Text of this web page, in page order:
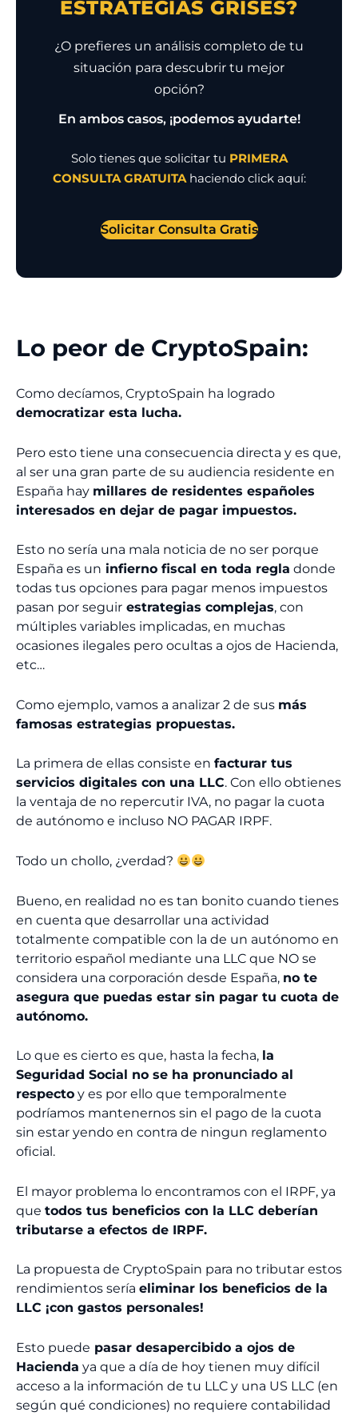
ESTRATEGIAS GRISES?
¿O prefieres un análisis completo de tu
situación para descubrir tu mejor
opción?
En ambos casos, ¡podemos ayudarte!
Solo tienes que solicitar tu PRIMERA
CONSULTA GRATUITAhaciendo click aquí:
Solicitar Consulta Gratis
Lo peor de CryptoSpain:
Como decíamos, CryptoSpain ha logrado
democratizar esta lucha.
Pero esto tiene una consecuencia directa y es que,
al ser una gran parte de su audiencia residente en
España hay millares de residentes españoles
interesados en dejar de pagar impuestos.
Esto no sería una mala noticia de no ser porque
España es un infierno fiscal en toda regla donde
todas tus opciones para pagar menos impuestos
pasan por seguir estrategias complejas, con
múltiples variables implicadas, en muchas
ocasiones ilegales pero ocultas a ojos de Hacienda,
etc…
Como ejemplo, vamos a analizar 2 de sus más
famosas estrategias propuestas.
La primera de ellas consiste en facturar tus
servicios digitales con una LLC. Con ello obtienes
la ventaja de no repercutir IVA, no pagar la cuota
de autónomo e incluso NO PAGAR IRPF.
Todo un chollo, ¿verdad?
Bueno, en realidad no es tan bonito cuando tienes
en cuenta que desarrollar una actividad
totalmente compatible con la de un autónomo en
territorio español mediante una LLC que NO se
considera una corporación desde España, no te
asegura que puedas estar sin pagar tu cuota de
autónomo.
Lo que es cierto es que, hasta la fecha, la
Seguridad Social no se ha pronunciado al
respecto y es por ello que temporalmente
podríamos mantenernos sin el pago de la cuota
sin estar yendo en contra de ningun reglamento
oficial.
El mayor problema lo encontramos con el IRPF, ya
que todos tus beneficios con la LLC deberían
tributarse a efectos de IRPF.
La propuesta de CryptoSpain para no tributar estos
rendimientos sería eliminar los beneficios de la
LLC ¡con gastos personales!
Esto puede pasar desapercibido a ojos de
Hacienda ya que a día de hoy tienen muy difícil
acceso a la información de tu LLC y una US LLC (en
según qué condiciones) no requiere contabilidad